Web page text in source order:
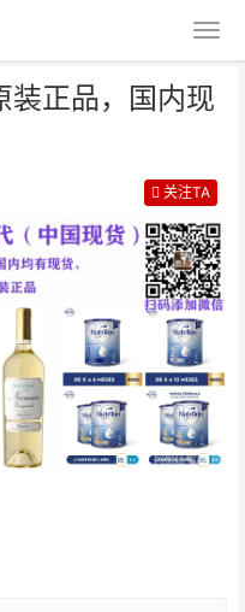
装正品，国内现
关注TA
品，国